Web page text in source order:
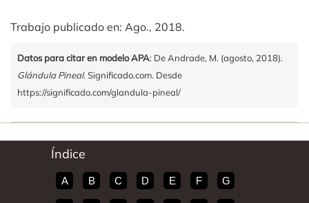
Trabajo publicado en: Ago., 2018.
Datos para citar en modelo APA: De Andrade, M. (agosto, 2018).
Glándula Pineal. Significado.com. Desde
https://significado.com/glandula-pineal/
Índice
A B C D E F G